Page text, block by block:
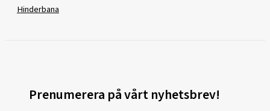
Hinderbana
Prenumerera på vårt nyhetsbrev!